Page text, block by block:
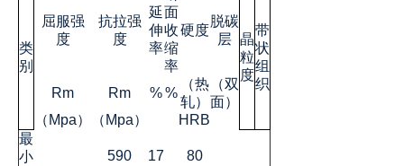
类
别
屈服强
度
抗拉强
度
延
伸
率
面
收
缩
率
硬度
脱碳
层 晶
粒
度
带
状
组
织
Rm Rm %%
（热
轧）
（双
面）
（Mpa）
（Mpa）
HRB
最
小
590 17 80